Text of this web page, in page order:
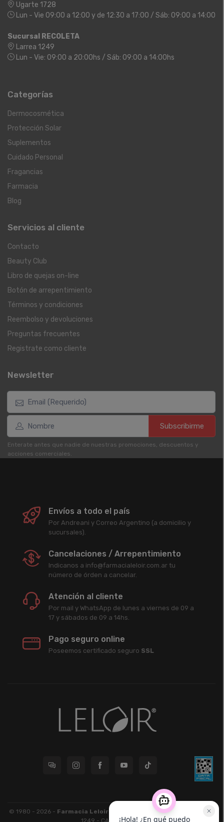
Ugarte 1728
Lun - Vie 09:00 a 12:00 y de 12:30 a 17:00 / Sáb: 09:00 a 14:00
Sucursal RECOLETA
Larrea 1249
Lun - Vie: 09:00 a 20:00hs / Sáb: 09:00 a 14:00hs
Categorías
Dermocosmética
Protección Solar
Suplementos
Cuidado Personal
Fragancias
Farmacia
Blog
Servicios al cliente
Contacto
Beauty Club
Libro de quejas on-line
Botón de arrepentimiento
Términos y condiciones
Reembolso y devoluciones
Preguntas frecuentes
Registrate como cliente
Newsletter
Subscribirme
Enterate antes que nadie de nuestras promociones, descuentos y
acciones comerciales.
Envíos a todo el país
Por Andreani y Correo Argentino (a domicilio y
sucursales).
Cancelaciones / Arrepentimiento
Indicanos a info@farmacialeloir.com.ar tu
número de órden a cancelar.
Atención al cliente
Por mail y WhatsApp de lunes a viernes de 09 a
17 y sábados de 09 a 14hs.
Pago seguro online
Poseemos certificado seguro SSL
© 1980 - 2026 - Farmacia Leloir S.R.L.
| CUIT 33609220789 - Larrea
1249 - CABA - CP 1117